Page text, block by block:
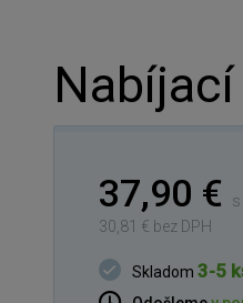
37,90 €
s
30,81 € bez DPH
Skladom3-5